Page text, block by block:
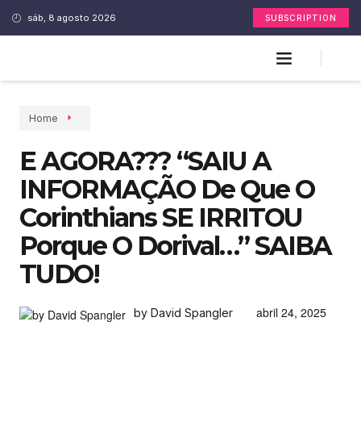
sáb, 8 agosto 2026 SUBSCRIPTION
Home
E AGORA??? “SAIU A
INFORMAÇÃO De Que O
Corinthians SE IRRITOU
Porque O Dorival…” SAIBA
TUDO!
by David Spangler abril 24, 2025